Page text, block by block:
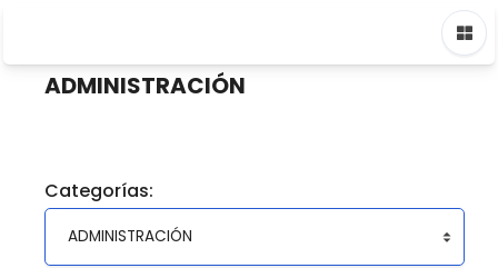
ADMINISTRACIÓN
Categorías: